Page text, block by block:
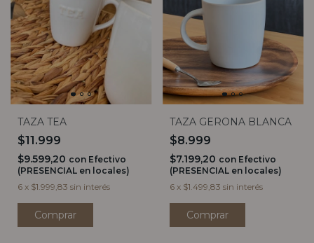
TAZA TEA
$11.999
$9.599,20 con Efectivo
(PRESENCIAL en locales)
6 x $1.999,83 sin interés
TAZA GERONA BLANCA
$8.999
$7.199,20 con Efectivo
(PRESENCIAL en locales)
6 x $1.499,83 sin interés